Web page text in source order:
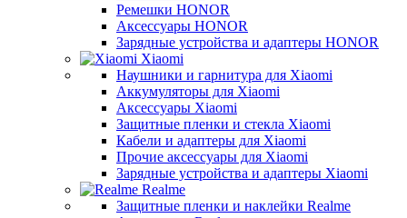
Ремешки HONOR
Аксессуары HONOR
Зарядные устройства и адаптеры HONOR
Xiaomi
Наушники и гарнитура для Xiaomi
Аккумуляторы для Xiaomi
Аксессуары Xiaomi
Защитные пленки и стекла Xiaomi
Кабели и адаптеры для Xiaomi
Прочие аксессуары для Xiaomi
Зарядные устройства и адаптеры Xiaomi
Realme
Защитные пленки и наклейки Realme